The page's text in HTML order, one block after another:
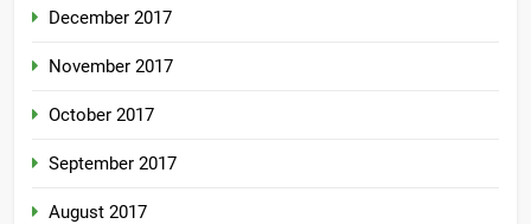
December 2017
November 2017
October 2017
September 2017
August 2017